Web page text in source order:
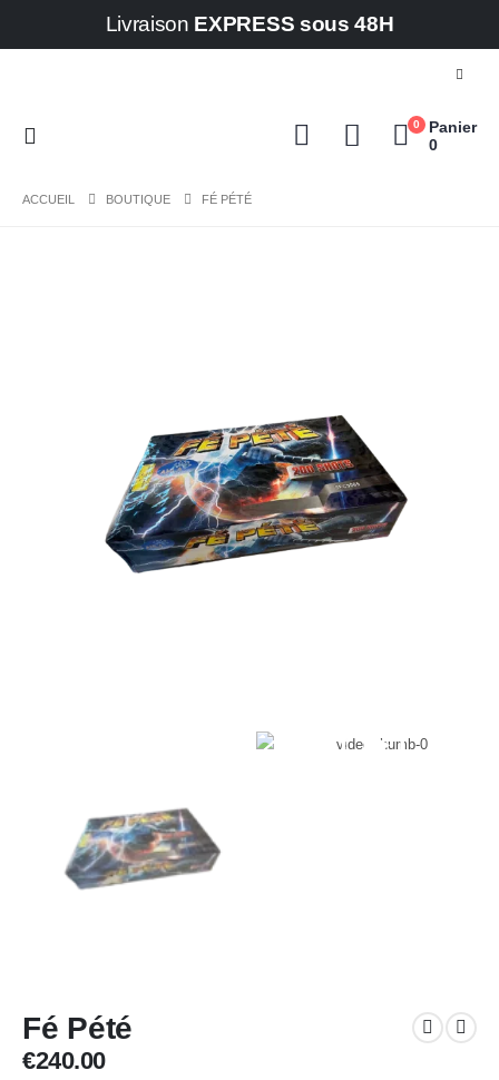
Livraison EXPRESS sous 48H
0
Panier
0
ACCUEIL BOUTIQUE FÉ PÉTÉ
Fé Pété
€240.00